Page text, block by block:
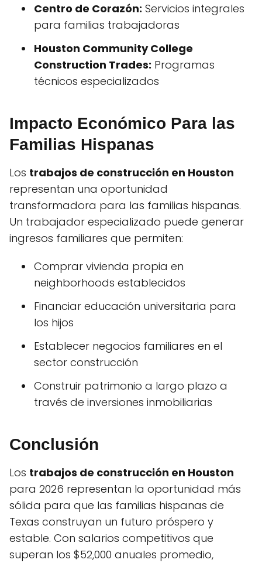
Centro de Corazón: Servicios integrales
para familias trabajadoras
Houston Community College
Construction Trades: Programas
técnicos especializados
Impacto Económico Para las
Familias Hispanas
Los trabajos de construcción en Houston
representan una oportunidad
transformadora para las familias hispanas.
Un trabajador especializado puede generar
ingresos familiares que permiten:
Comprar vivienda propia en
neighborhoods establecidos
Financiar educación universitaria para
los hijos
Establecer negocios familiares en el
sector construcción
Construir patrimonio a largo plazo a
través de inversiones inmobiliarias
Conclusión
Los trabajos de construcción en Houston
para 2026 representan la oportunidad más
sólida para que las familias hispanas de
Texas construyan un futuro próspero y
estable. Con salarios competitivos que
superan los $52,000 anuales promedio,